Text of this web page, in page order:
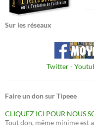
Sur les réseaux
Twitter-
Faire un don sur Tipeee
CLIQUEZ ICI POUR NOUS
Tout don, même minime est